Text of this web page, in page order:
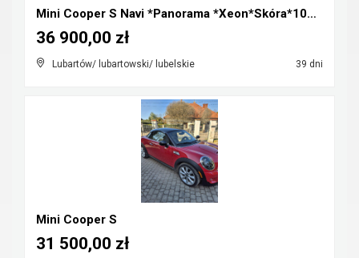
Mini Cooper S Navi *Panorama *Xeon*Skóra*100%Orygi...
Lubartów/ lubartowski/ lubelskie 39 dni
36 900,00 zł
Mini Cooper S
31 500,00 zł